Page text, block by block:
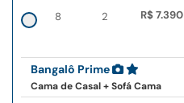
8 2 R$ 7.390
Bangalô Prime
Cama de Casal + Sofá Cama